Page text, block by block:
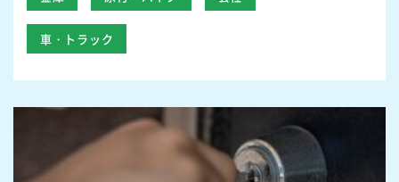
車・トラック